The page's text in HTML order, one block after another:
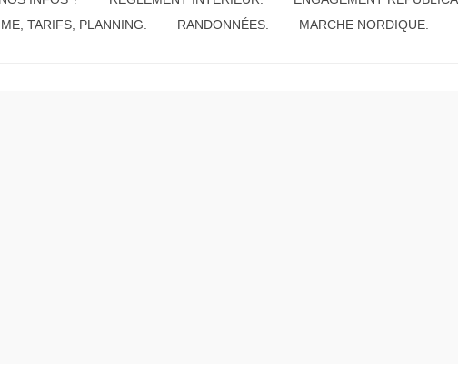
TARIFS, PLANNING. RANDONNÉES. MARCHE NORDIQUE.